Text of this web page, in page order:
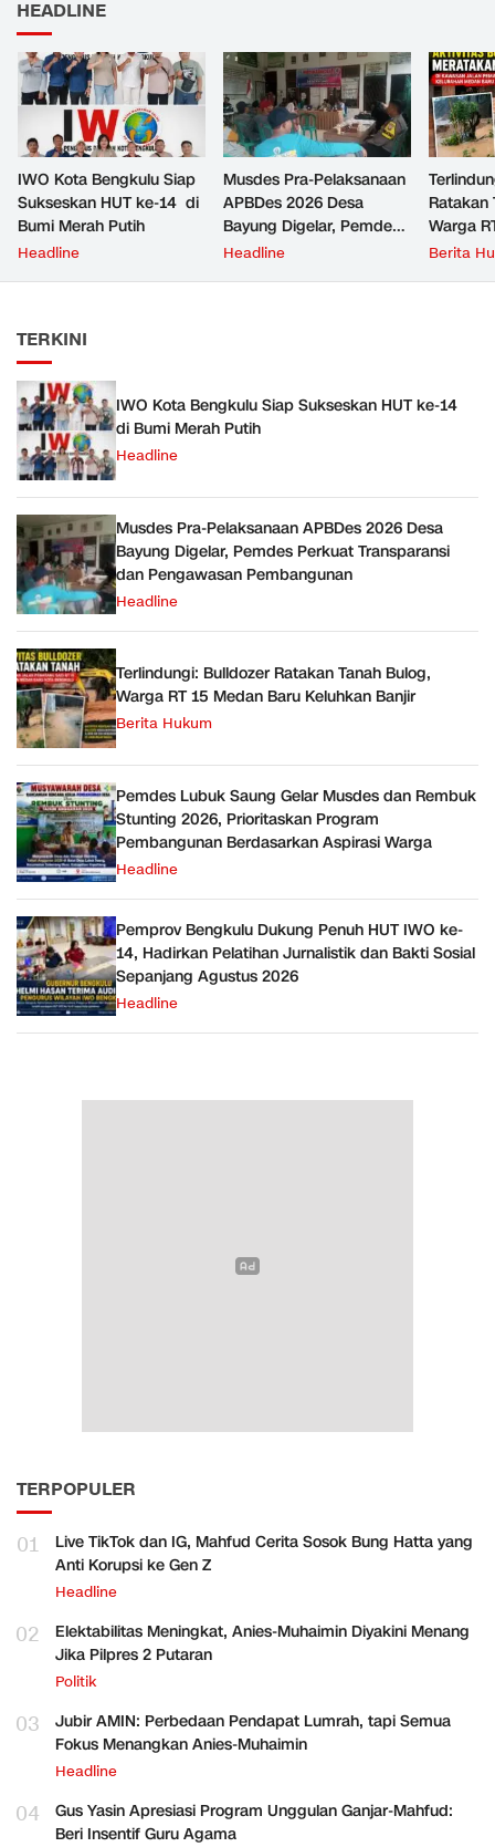
HEADLINE
IWO Kota Bengkulu Siap
Sukseskan HUT ke-14 di
Bumi Merah Putih
Headline
Musdes Pra-Pelaksanaan
APBDes 2026 Desa
Bayung Digelar, Pemdes
Perkuat Transparansi dan
Headline
Ratakan
Warga
Berita
TERKINI
IWO Kota Bengkulu Siap Sukseskan HUT ke-14
di Bumi Merah Putih
Headline
Musdes Pra-Pelaksanaan APBDes 2026 Desa
Bayung Digelar, Pemdes Perkuat Transparansi
dan Pengawasan Pembangunan
Headline
Terlindungi: Bulldozer Ratakan Tanah Bulog,
Warga RT 15 Medan Baru Keluhkan Banjir
Berita Hukum
Pemdes Lubuk Saung Gelar Musdes dan Rembuk
Stunting 2026, Prioritaskan Program
Pembangunan Berdasarkan Aspirasi Warga
Headline
Pemprov Bengkulu Dukung Penuh HUT IWO ke-
14, Hadirkan Pelatihan Jurnalistik dan Bakti Sosial
Sepanjang Agustus 2026
Headline
TERPOPULER
01
Live TikTok dan IG, Mahfud Cerita Sosok Bung Hatta yang
Anti Korupsi ke Gen Z
Headline
02
Elektabilitas Meningkat, Anies-Muhaimin Diyakini Menang
Jika Pilpres 2 Putaran
Politik
03
Jubir AMIN: Perbedaan Pendapat Lumrah, tapi Semua
Fokus Menangkan Anies-Muhaimin
Headline
04
Gus Yasin Apresiasi Program Unggulan Ganjar-Mahfud:
Beri Insentif Guru Agama